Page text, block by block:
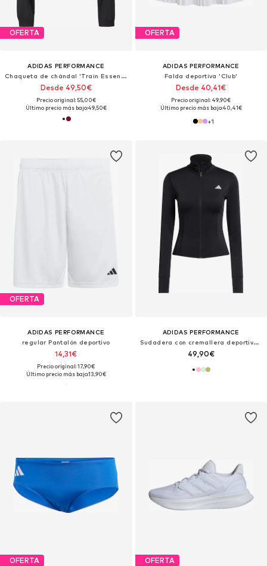
OFERTA
ADIDAS PERFORMANCE
Chaqueta de chándal 'Train Essentials'
Desde 49,50€
Precio original: 55,00€
Último precio más bajo:49,50€
OFERTA
ADIDAS PERFORMANCE
Falda deportiva 'Club'
Desde 40,41€
Precio original: 49,90€
Último precio más bajo:40,41€
+1
OFERTA
ADIDAS PERFORMANCE
regular Pantalón deportivo
14,31€
Precio original: 17,90€
Último precio más bajo:13,90€
ADIDAS PERFORMANCE
Sudadera con cremallera deportiva 'Opt Ess'
49,90€
OFERTA OFERTA